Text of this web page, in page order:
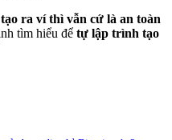
ra ví thì vẫn cứ là an toàn
tìm hiểu để tự lập trình tạo